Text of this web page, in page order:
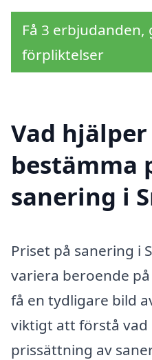
Få 3
förpliktelser
Vad
bestämma
sanering i
Priset på sanering i
variera beroende
få en tydligare bild
viktigt att förstå vad
prissättning av